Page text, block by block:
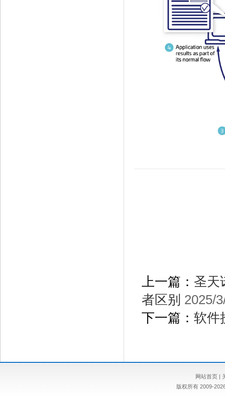
上一篇： 圣天
者区别 2025/
下一篇： 软件
网站首页|
版权所有 2009-